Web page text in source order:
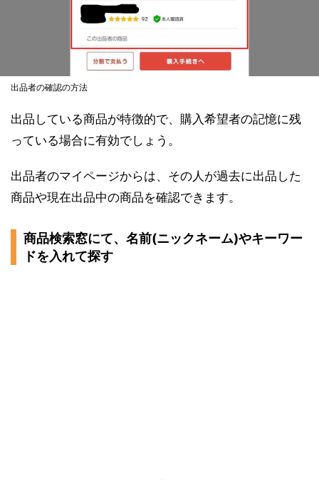
出品者の確認の方法
出品している商品が特徴的で、購入希望者の記憶に残
っている場合に有効でしょう。
出品者のマイページからは、その人が過去に出品した
商品や現在出品中の商品を確認できます。
商品検索窓にて、名前(ニックネーム)やキーワー
ドを入れて探す